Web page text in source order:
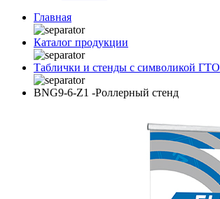
Главная
Каталог продукции
Таблички и стенды с символикой ГТО
BNG9-6-Z1 -Роллерный стенд